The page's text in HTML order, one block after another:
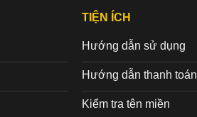
TIỆN ÍCH
Hướng dẫn sử dụng
Hướng dẫn thanh toán
Kiểm tra tên miền